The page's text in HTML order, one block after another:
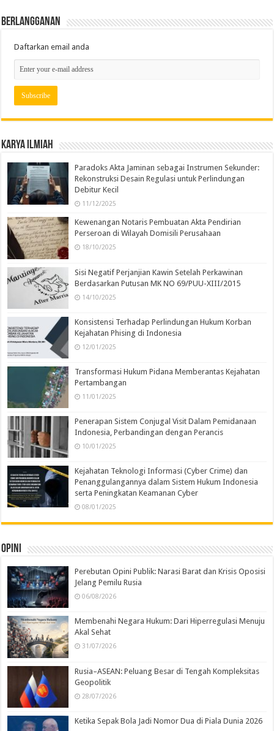
Berlangganan
Daftarkan email anda
Karya Ilmiah
Paradoks Akta Jaminan sebagai Instrumen Sekunder:
Rekonstruksi Desain Regulasi untuk Perlindungan
Debitur Kecil
11/12/2025
Kewenangan Notaris Pembuatan Akta Pendirian
Perseroan di Wilayah Domisili Perusahaan
18/10/2025
Sisi Negatif Perjanjian Kawin Setelah Perkawinan
Berdasarkan Putusan MK NO 69/PUU-XIII/2015
14/10/2025
Konsistensi Terhadap Perlindungan Hukum Korban
Kejahatan Phising di Indonesia
12/01/2025
Transformasi Hukum Pidana Memberantas Kejahatan
Pertambangan
11/01/2025
Penerapan Sistem Conjugal Visit Dalam Pemidanaan
Indonesia, Perbandingan dengan Perancis
10/01/2025
Kejahatan Teknologi Informasi (Cyber Crime) dan
Penanggulangannya dalam Sistem Hukum Indonesia
serta Peningkatan Keamanan Cyber
08/01/2025
Opini
Perebutan Opini Publik: Narasi Barat dan Krisis Oposisi
Jelang Pemilu Rusia
06/08/2026
Membenahi Negara Hukum: Dari Hiperregulasi Menuju
Akal Sehat
31/07/2026
Rusia–ASEAN: Peluang Besar di Tengah Kompleksitas
Geopolitik
28/07/2026
Ketika Sepak Bola Jadi Nomor Dua di Piala Dunia 2026